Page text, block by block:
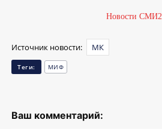
Новости СМИ2
Источник новости: МК
Теги: МИФ
Ваш комментарий: